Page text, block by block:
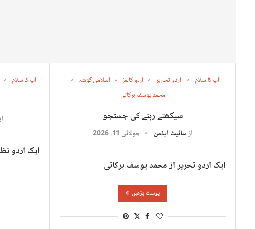
آپ کا سلام اردو تحاریر اردو کالمز
اسلامی گوشہ
محمد یوسف برکاتی
سیکھتے رہنے کی جستجو
ازسائیٹ ایڈمن جولائی 11, 2026
ایک اردو تحریر از محمد یوسف برکاتی
پوسٹ پڑھیں
آپ کا سلام
ایک اردو